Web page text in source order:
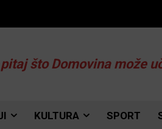
što Domovina može
KULTURA SPORT